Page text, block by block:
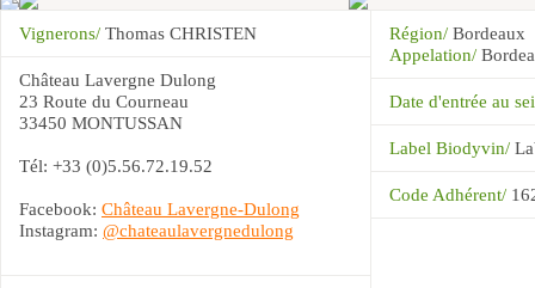
Vignerons/ Thomas CHRISTEN
Château Lavergne Dulong
23 Route du Courneau
33450 MONTUSSAN
Tél: +33 (0)5.56.72.19.52
Facebook: Château Lavergne-Dulong
Instagram: @chateaulavergnedulong
Région/ Bordeaux
Appelation/
Date d'entrée au
Label Biodyvin/
Code Adhérent/